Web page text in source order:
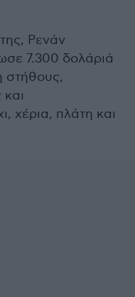
Ρενάν
7.300 δολάριά
στήθους,
χέρια, πλάτη και